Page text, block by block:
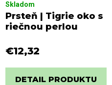
Prsteň | Tigrie oko s
riečnou perlou
Skladom
€12,32
DETAIL PRODUKTU